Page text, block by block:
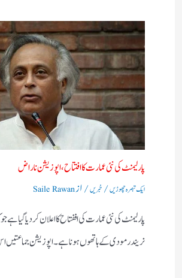
پارلیمنٹ کی نئی عمارت کا افتتاح​، اپوزیشن ناراض
ایک تبصرہ چھوڑیں/ خبریں/ ازSaile Rawan
پارلیمنٹ کی نئی عمارت کی اففتاح کا اعلان کردیاگیا ہے
نریندر مودی کے ہاتھوں ہونا ہے۔ اپوزیشن